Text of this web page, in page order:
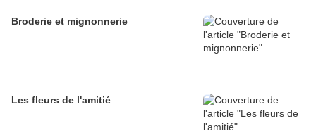
Broderie et mignonnerie
Les fleurs de l'amitié